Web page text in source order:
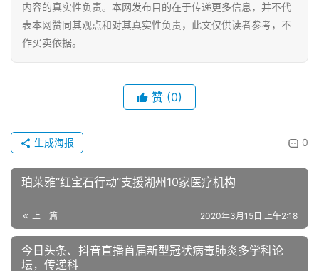
内容的真实性负责。本网发布目的在于传递更多信息，并不代
表本网赞同其观点和对其真实性负责，此文仅供读者参考，不
作买卖依据。
赞 (0)
0
生成海报
珀莱雅“红宝石行动”支援湖州10家医疗机构
上一篇 2020年3月15日 上午2:18
今日头条、抖音直播首届新型冠状病毒肺炎多学科论
坛，传递科